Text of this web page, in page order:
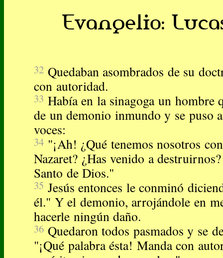
Evangelio:
32 Quedaban asombrados de su
con autoridad.
33 Había en la sinagoga un hombre
de un demonio inmundo y se puso
voces:
34 "¡Ah! ¿Qué tenemos nosotros
Nazaret? ¿Has venido a
Santo de Dios."
35 Jesús entonces le conminó
él." Y el demonio, arrojándole en
hacerle ningún daño.
36 Quedaron todos pasmados y se
"¡Qué palabra ésta! Manda con